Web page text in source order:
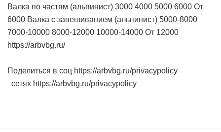
Валка по частям (альпинист) 3000 4000 5000 6000 От
6000 Валка с завешиванием (альпинист) 5000-8000
7000-10000 8000-12000 10000-14000 От 12000
https://arbvbg.ru/
Поделиться в соц https://arbvbg.ru/privacypolicy
сетях https://arbvbg.ru/privacypolicy